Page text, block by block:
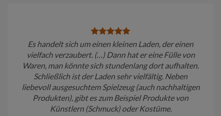
Es handelt sich um einen kleinen Laden, der einen
vielfach verzaubert. (…) Dann hat er eine Fülle von
Waren, man könnte sich stundenlang dort aufhalten.
Schließlich ist der Laden sehr vielfältig. Neben
liebevoll ausgesuchtem Spielzeug (auch nachhaltigen
Produkten), gibt es zum Beispiel Produkte von
Künstlern (Schmuck) oder Kostüme.